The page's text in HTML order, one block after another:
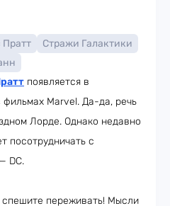
Пратт
Стражи Галактики
появляется в
Marvel. Да-да, речь
Лорде. Однако недавно
посотрудничать с
DC.
переживать! Мысли